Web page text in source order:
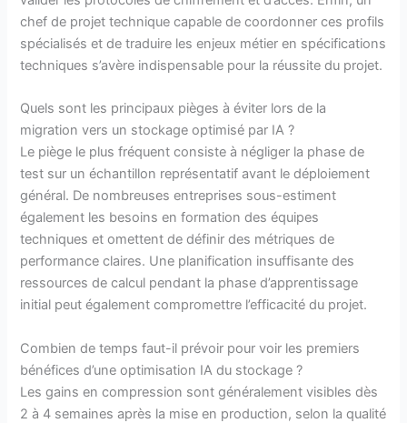
chef de projet technique capable de coordonner ces profils
spécialisés et de traduire les enjeux métier en spécifications
techniques s’avère indispensable pour la réussite du projet.
Quels sont les principaux pièges à éviter lors de la
migration vers un stockage optimisé par IA ?
Le piège le plus fréquent consiste à négliger la phase de
test sur un échantillon représentatif avant le déploiement
général. De nombreuses entreprises sous-estiment
également les besoins en formation des équipes
techniques et omettent de définir des métriques de
performance claires. Une planification insuffisante des
ressources de calcul pendant la phase d’apprentissage
initial peut également compromettre l’efficacité du projet.
Combien de temps faut-il prévoir pour voir les premiers
bénéfices d’une optimisation IA du stockage ?
Les gains en compression sont généralement visibles dès
2 à 4 semaines après la mise en production, selon la qualité